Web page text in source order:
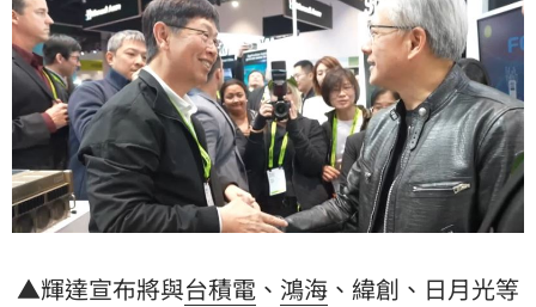
▲輝達宣布將與台積電 、 鴻海 、緯創、日月光等